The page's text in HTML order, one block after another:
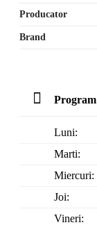
Producator
Brand
Program
Luni:
Marti:
Miercuri:
Joi:
Vineri: